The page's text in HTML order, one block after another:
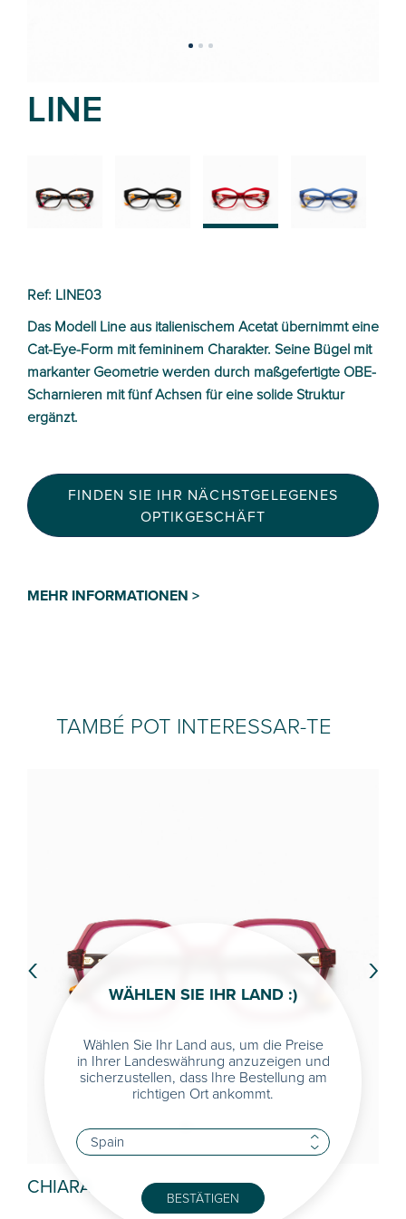
LINE
Ref: LINE03
Das Modell Line aus italienischem Acetat übernimmt eine
Cat-Eye-Form mit femininem Charakter. Seine Bügel mit
markanter Geometrie werden durch maßgefertigte OBE-
Scharnieren mit fünf Achsen für eine solide Struktur
ergänzt.
FINDEN SIE IHR NÄCHSTGELEGENES
OPTIKGESCHÄFT
MEHR INFORMATIONEN >
TAMBÉ POT INTERESSAR-TE
ISABEL
‹ ›
WÄHLEN SIE IHR LAND :)
Wählen Sie Ihr Land aus, um die Preise
in Ihrer Landeswährung anzuzeigen und
sicherzustellen, dass Ihre Bestellung am
richtigen Ort ankommt.
BESTÄTIGEN